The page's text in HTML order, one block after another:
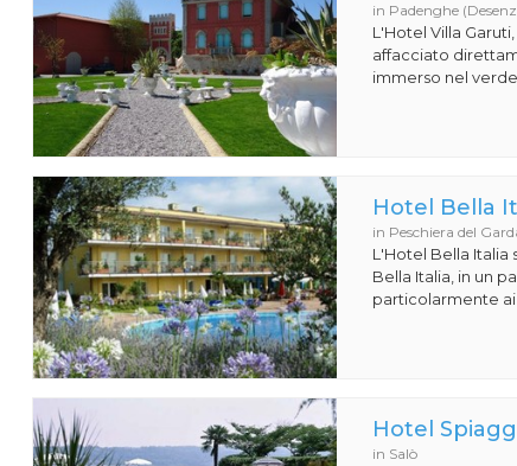
in Padenghe
L'Hotel Villa
affacciato
immerso nel verde
Hotel Bella
in Peschiera del
L'Hotel Bella Italia
Bella Italia, in un
particolarmente ai
Hotel
in Salò